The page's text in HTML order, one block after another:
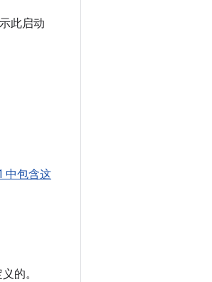
此启动
中包含这
的。